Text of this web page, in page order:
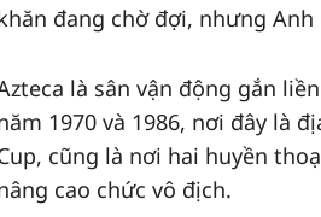
đang chờ đợi, nhưng Anh
là sân vận động gắn
1970 và 1986, nơi đây là
cũng là nơi hai huyền
cao chức vô địch.